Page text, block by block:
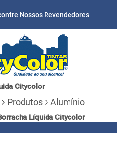
Nossos Revendedores
Citycolor
Produtos Alumínio
Líquida Citycolor